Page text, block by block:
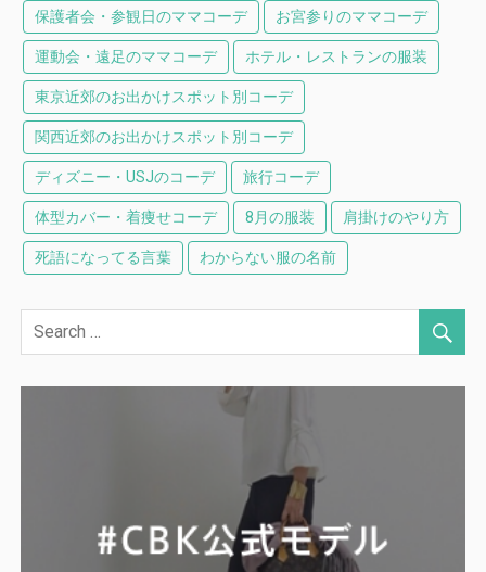
保護者会・参観日のママコーデ お宮参りのママコーデ
運動会・遠足のママコーデ ホテル・レストランの服装
東京近郊のお出かけスポット別コーデ
関西近郊のお出かけスポット別コーデ
ディズニー・USJのコーデ 旅行コーデ
体型カバー・着痩せコーデ 8月の服装 肩掛けのやり方
死語になってる言葉 わからない服の名前